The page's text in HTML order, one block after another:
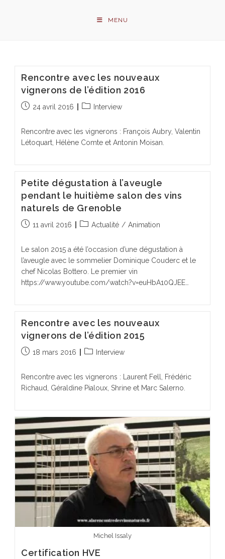
MENU
Rencontre avec les nouveaux
vignerons de l’édition 2016
Publication
24 avril 2016
PostInterview
Rencontre avec les vignerons : François Aubry, Valentin
Létoquart, Hélène Comte et Antonin Moisan.
Petite dégustation à l’aveugle
pendant le huitième salon des vins
naturels de Grenoble
Publication
11 avril 2016
PostActualité / Animation
Le salon 2015 a été l’occasion d’une dégustation à
l’aveugle avec le sommelier Dominique Couderc et le
chef Nicolas Bottero. Le premier vin
https://www.youtube.com/watch?v=euHbA10QJEE…
Rencontre avec les nouveaux
vignerons de l’édition 2015
Publication
18 mars 2016
PostInterview
Rencontre avec les vignerons : Laurent Fell, Frédéric
Richaud, Géraldine Pialoux, Shrine et Marc Salerno.
Michel Issaly
Certification HVE